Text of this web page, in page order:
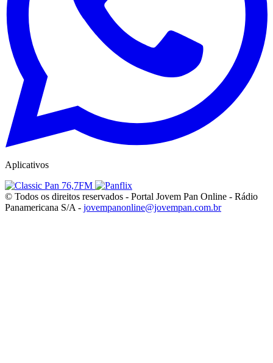
Aplicativos
© Todos os direitos reservados - Portal Jovem Pan Online - Rádio
Panamericana S/A - jovempanonline@jovempan.com.br